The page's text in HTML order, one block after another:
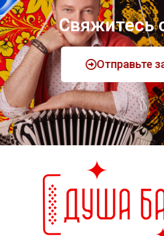
Свяжитесь
Отправьте